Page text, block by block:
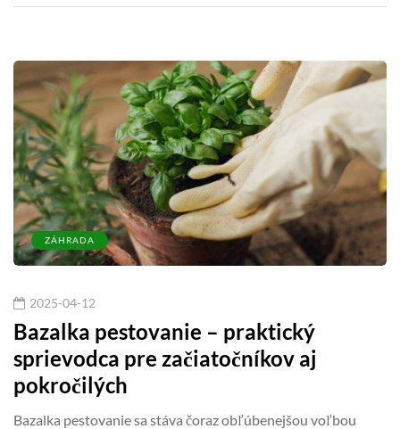
ZÁHRADA
2025-04-12
Bazalka pestovanie – praktický
sprievodca pre začiatočníkov aj
pokročilých
Bazalka pestovanie sa stáva čoraz obľúbenejšou voľbou